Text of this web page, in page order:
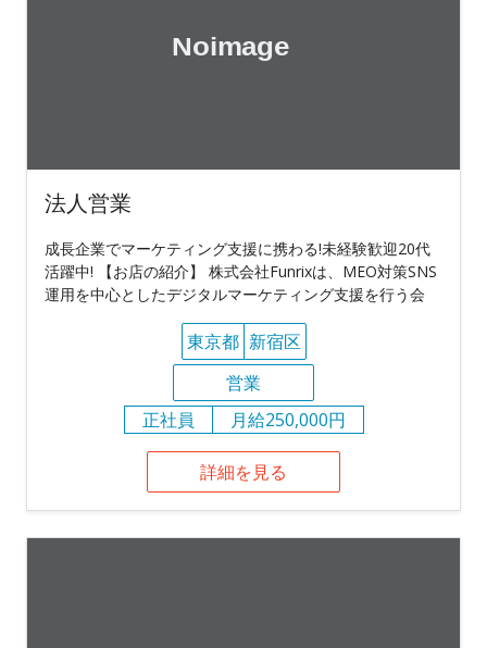
法人営業
成長企業でマーケティング支援に携わる!未経験歓迎20代
活躍中! 【お店の紹介】 株式会社Funrixは、MEO対策SNS
運用を中心としたデジタルマーケティング支援を行う会
東京都 新宿区
営業
正社員
月給250,000円
詳細を見る